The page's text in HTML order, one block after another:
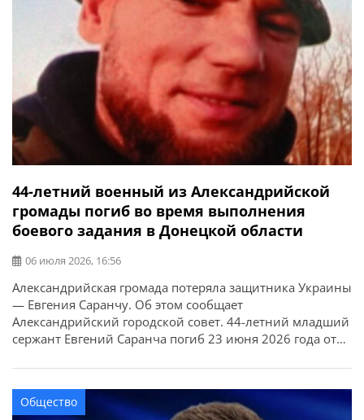
44-летний военный из Александрийской
громады погиб во время выполнения
боевого задания в Донецкой области
06 июля 2026, 16:56
Александрийская громада потеряла защитника Украины
— Евгения Саранчу. Об этом сообщает
Александрийский городской совет. 44-летний младший
сержант Евгений Саранча погиб 23 июня 2026 года от
задания в Краматорском районе Донецкой области. У
военного остались жена, двое сыновей и сестра.
Выражаем искренние соболезнования родным и
Общество